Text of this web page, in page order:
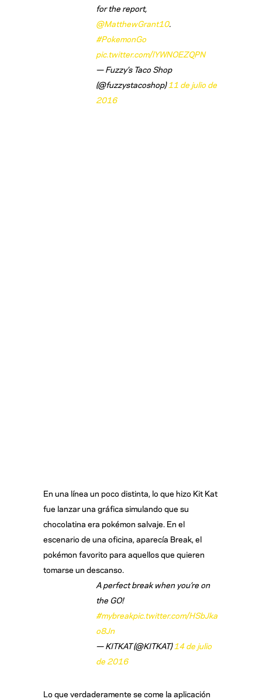
for the report,
@MatthewGrant10.
#PokemonGo
pic.twitter.com/lYWNOEZQPN
— Fuzzy’s Taco Shop
(@fuzzystacoshop) 11 de julio de
2016
En una línea un poco distinta, lo que hizo Kit Kat
fue lanzar una gráfica simulando que su
chocolatina era pokémon salvaje. En el
escenario de una oficina, aparecía Break, el
pokémon favorito para aquellos que quieren
tomarse un descanso.
A perfect break when you’re on
the GO!
#mybreakpic.twitter.com/HSbJka
o8Jn
— KITKAT (@KITKAT) 14 de julio
de 2016
Lo que verdaderamente se come la aplicación